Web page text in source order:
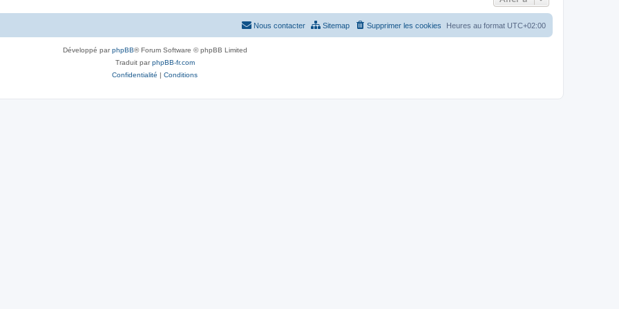
Heures au format UTC+02:00
Supprimer les cookies
Sitemap
Nous contacter
Développé parphpBB® Forum Software © phpBB Limited
Traduit parphpBB-fr.com
Confidentialité | Conditions